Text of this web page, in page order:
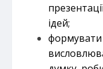
ідей;